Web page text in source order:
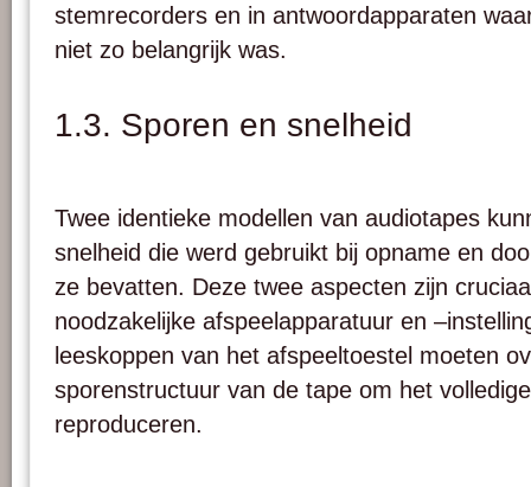
stemrecorders en in antwoordapparaten
niet zo belangrijk was.
1.3. Sporen en snelheid
Twee identieke modellen van audiotapes
snelheid die werd gebruikt bij opname en
ze bevatten. Deze twee aspecten zijn
noodzakelijke afspeelapparatuur en
leeskoppen van het afspeeltoestel moeten
sporenstructuur van de tape om het
reproduceren.